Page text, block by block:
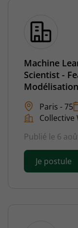
Machine
Scientist -
Paris - 75
Collective
Publié le 6
Je postule